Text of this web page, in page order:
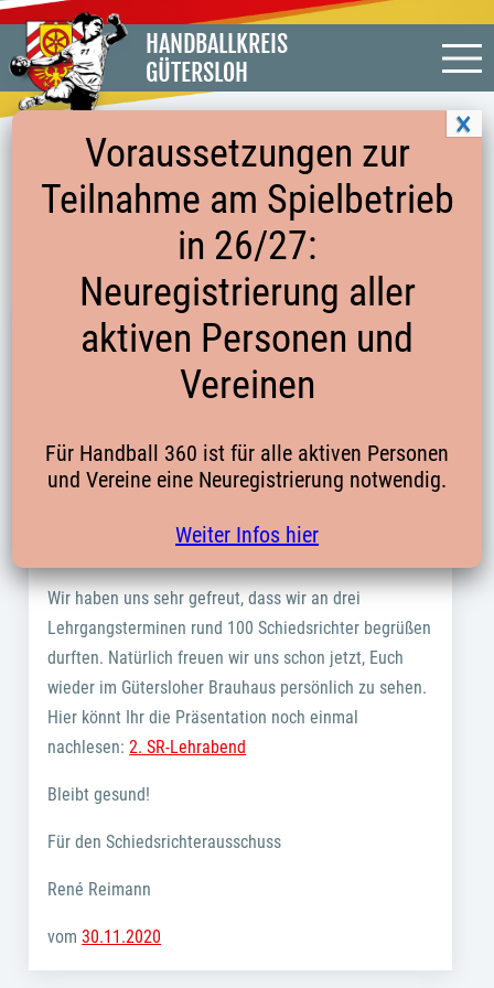
HANDBALLKREIS
GÜTERSLOH
ERSTER „DIGITALER“ SR-LEHRABEND
ÜBER ZOOM IM NOVEMBER 2020
Liebe Schiedsrichterinnen und Schiedsrichter,
es war das erste Mal, dass unser Kreis einen
freiwillig, sondern eher eine Folge der Corona-
Pandemie. Dennoch ist das wohl die beste Lösung,
Wir haben uns sehr gefreut, dass wir an drei
Lehrgangsterminen rund 100 Schiedsrichter begrüßen
durften. Natürlich freuen wir uns schon jetzt, Euch
wieder im Gütersloher Brauhaus persönlich zu sehen.
Hier könnt Ihr die Präsentation noch einmal
nachlesen:2. SR-Lehrabend
Bleibt gesund!
Für den Schiedsrichterausschuss
René Reimann
vom30.11.2020
Voraussetzungen zur
Teilnahme am Spielbetrieb
in 26/27:
Neuregistrierung aller
aktiven Personen und
Vereinen
Für Handball 360 ist für alle aktiven Personen
und Vereine eine Neuregistrierung notwendig.
Weiter Infos hier